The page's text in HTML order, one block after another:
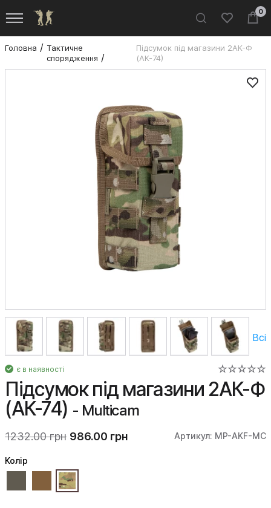
0
Головна
Тактичне
спорядження
Підсумок під магазини 2АК-Ф
(АК-74)
Всі
є в наявності
Підсумок під магазини 2АК-Ф
(АК-74) - Multicam
1232.00 грн 986.00 грн Артикул: MP-AKF-MC
Колiр